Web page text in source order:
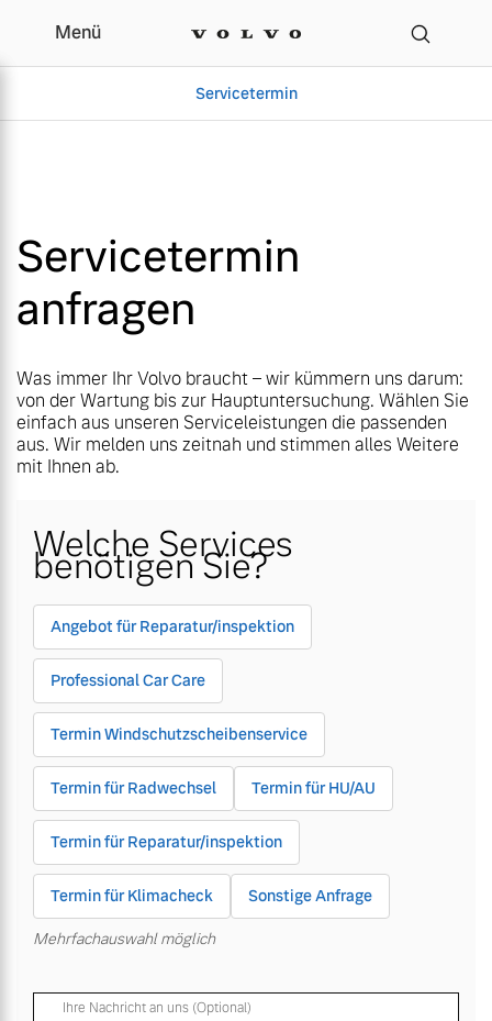
Ihr Volvo
Menü
Servicetermin
Aktuelle Zubehörangebote
Gebrauchtwagen
Aktuelle Zubehörangebote
Zubehörkatalog
Aktuelle Serviceangebote
Service by Volvo
Über uns
Karriere
Unsere News & Events
Menü
Servicetermin
Aktuelle Zubehörangebote
Gebrauchtwagen
Aktuelle Zubehörangebote
Zubehörkatalog
Aktuelle Serviceangebote
Service by Volvo
Über uns
Karriere
Unsere News & Events
Servicetermin
anfragen
Was immer Ihr Volvo braucht – wir kümmern uns darum:
von der Wartung bis zur Hauptuntersuchung. Wählen Sie
einfach aus unseren Serviceleistungen die passenden
aus. Wir melden uns zeitnah und stimmen alles Weitere
mit Ihnen ab.
Welche Services
benötigen Sie?
Angebot für Reparatur/inspektion
Professional Car Care
Termin Windschutzscheibenservice
Termin für Radwechsel Termin für HU/AU
Termin für Reparatur/inspektion
Termin für Klimacheck Sonstige Anfrage
Mehrfachauswahl möglich
Ihre Nachricht an uns (Optional)